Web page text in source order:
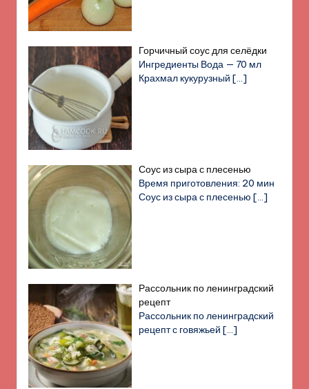
Горчичный соус для селёдки
Ингредиенты Вода — 70 мл
Крахмал кукурузный[…]
Соус из сыра с плесенью
Время приготовления: 20 мин
Соус из сыра с плесенью[…]
Рассольник по ленинградский
рецепт
Рассольник по ленинградский
рецепт с говяжьей[…]